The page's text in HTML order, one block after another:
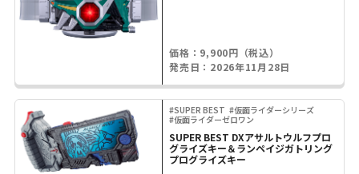
価格：9,900円（税込）
発売日：2026年11月28日
#SUPER BEST #仮面ライダーシリーズ
#仮面ライダーゼロワン
SUPER BEST DXアサルトウルフプロ
グライズキー＆ランペイジガトリング
プログライズキー